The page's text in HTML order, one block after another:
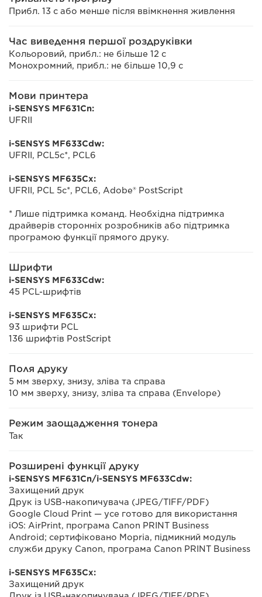
Прибл. 13 с або менше після ввімкнення живлення
Час виведення першої роздруківки
Кольоровий, прибл.: не більше 12 с
Монохромний, прибл.: не більше 10,9 с
Мови принтера
i-SENSYS MF631Cn:
UFRII
i-SENSYS MF633Cdw:
UFRII, PCL5c*, PCL6
i-SENSYS MF635Cx:
UFRII, PCL 5c*, PCL6, Adobe® PostScript
* Лише підтримка команд. Необхідна підтримка
драйверів сторонніх розробників або підтримка
програмою функції прямого друку.
Шрифти
i-SENSYS MF633Cdw:
45 PCL-шрифтів
i-SENSYS MF635Cx:
93 шрифти PCL
136 шрифтів PostScript
Поля друку
5 мм зверху, знизу, зліва та справа
10 мм зверху, знизу, зліва та справа (Envelope)
Режим заощадження тонера
Так
Розширені функції друку
i-SENSYS MF631Cn/i-SENSYS MF633Cdw:
Захищений друк
Друк із USB-накопичувача (JPEG/TIFF/PDF)
Google Cloud Print — усе готово для використання
iOS: AirPrint, програма Canon PRINT Business
Android; сертифіковано Mopria, підмикний модуль
служби друку Canon, програма Canon PRINT Business
i-SENSYS MF635Cx:
Захищений друк